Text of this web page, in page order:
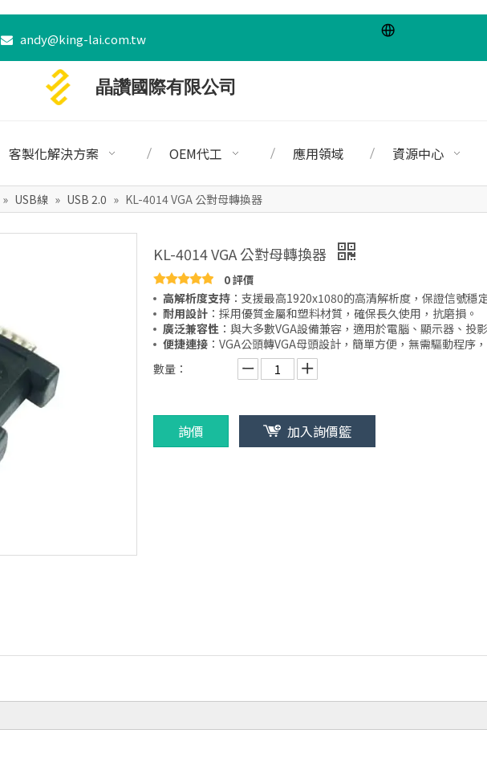
 andy@king-lai.com.tw
客製化解決方案 OEM代工 應用領域 資源中心
» USB線 » USB 2.0 » KL-4014 VGA 公對母轉換器
KL-4014 VGA 公對母轉換器
0 評價
高解析度支持 ：支援最高1920x1080的高清解析度，保證信號穩
耐用設計 ：採用優質金屬和塑料材質，確保長久使用，抗磨損。
廣泛兼容性 ：與大多數VGA設備兼容，適用於電腦、顯示器、投
便捷連接 ：VGA公頭轉VGA母頭設計，簡單方便，無需驅動程序
數量：
詢價 加入詢價籃